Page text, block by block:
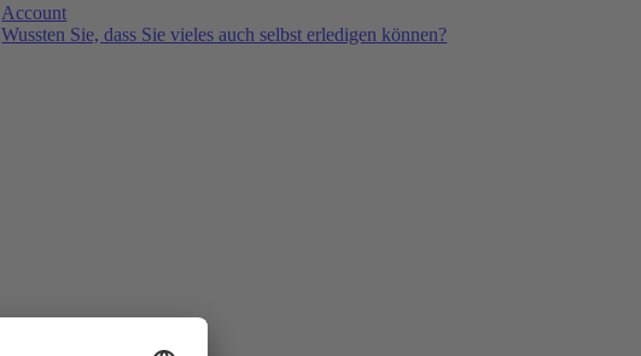
Account
Wussten Sie, dass Sie vieles auch selbst erledigen können?